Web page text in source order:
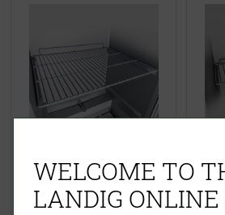
Einschieberost LU 9000
Bestseller
WELCOME TO
LANDIG ONLINE